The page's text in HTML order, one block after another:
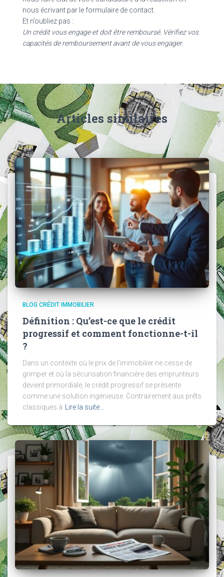
nous écrivant par le formulaire de contact.
Et n’oubliez pas :
Un crédit vous engage et doit être remboursé. Vérifiez vos
capacités de remboursement avant de vous engager.
Articles similaires
BLOG CRÉDIT IMMOBILIER
Définition : Qu’est-ce que le crédit
progressif et comment fonctionne-t-il
?
Dans un contexte où le prix de l’immobilier ne cesse de
grimper et où la sécurisation financière des emprunteurs
devient primordiale, le crédit progressif se présente
comme une solution ingénieuse. Contrairement aux prêts
classiques à
Lire la suite…